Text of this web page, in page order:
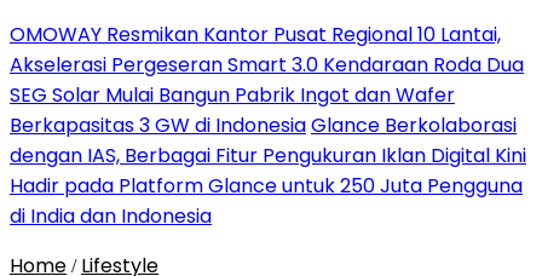
OMOWAY Resmikan Kantor Pusat Regional 10 Lantai,
Akselerasi Pergeseran Smart 3.0 Kendaraan Roda Dua
SEG Solar Mulai Bangun Pabrik Ingot dan Wafer
Berkapasitas 3 GW di IndonesiaGlance Berkolaborasi
dengan IAS, Berbagai Fitur Pengukuran Iklan Digital Kini
Hadir pada Platform Glance untuk 250 Juta Pengguna
di India dan Indonesia
Home / Lifestyle